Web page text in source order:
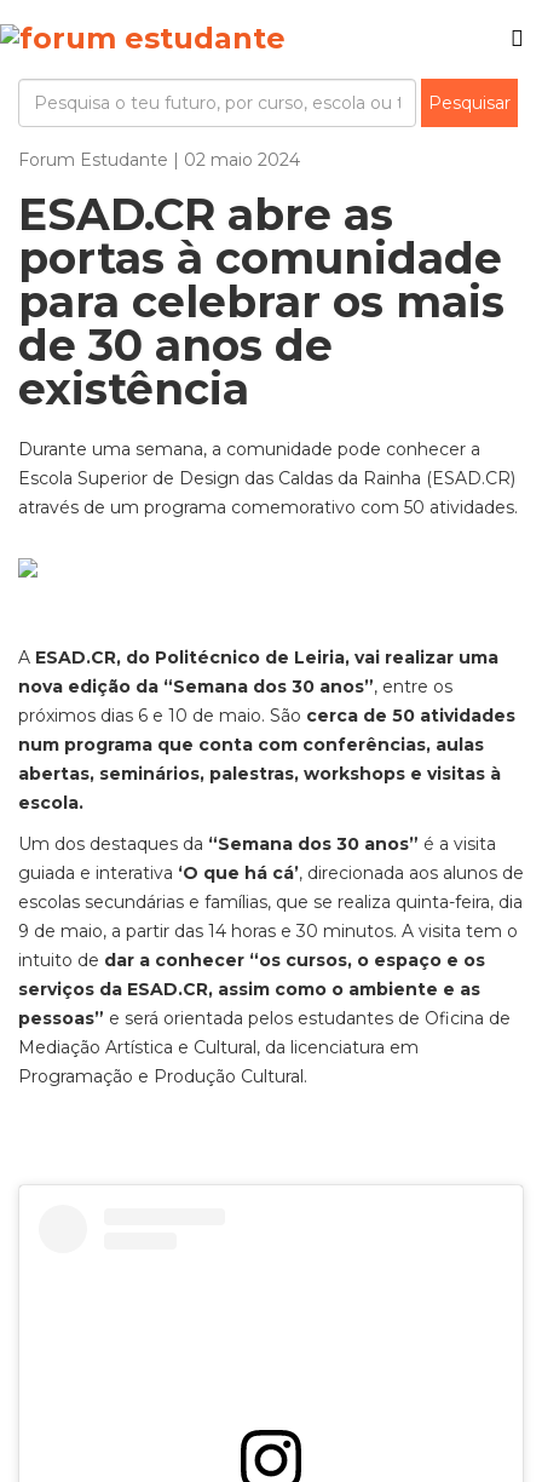
Forum Estudante | 02 maio 2024
ESAD.CR abre as
portas à comunidade
para celebrar os mais
de 30 anos de
existência
Durante uma semana, a comunidade pode conhecer a
Escola Superior de Design das Caldas da Rainha (ESAD.CR)
através de um programa comemorativo com 50 atividades.
A ESAD.CR, do Politécnico de Leiria, vai realizar uma
nova edição da “Semana dos 30 anos”, entre os
próximos dias 6 e 10 de maio. São cerca de 50 atividades
num programa que conta com conferências, aulas
abertas, seminários, palestras, workshops e visitas à
escola.
Um dos destaques da “Semana dos 30 anos” é a visita
guiada e interativa ‘O que há cá’, direcionada aos alunos de
escolas secundárias e famílias, que se realiza quinta-feira, dia
9 de maio, a partir das 14 horas e 30 minutos. A visita tem o
intuito de dar a conhecer “os cursos, o espaço e os
serviços da ESAD.CR, assim como o ambiente e as
pessoas” e será orientada pelos estudantes de Oficina de
Mediação Artística e Cultural, da licenciatura em
Programação e Produção Cultural.